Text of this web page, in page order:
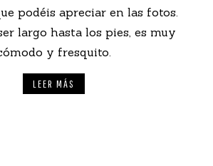
podéis apreciar en las fotos.
largo hasta los pies, es muy
y fresquito.
LEER MÁS